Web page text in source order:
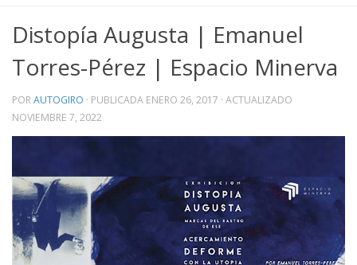
Distopía Augusta | Emanuel
Torres-Pérez | Espacio Minerva
PORAUTOGIRO · PUBLICADA ENERO 26, 2017 · ACTUALIZADO
NOVIEMBRE 7, 2022